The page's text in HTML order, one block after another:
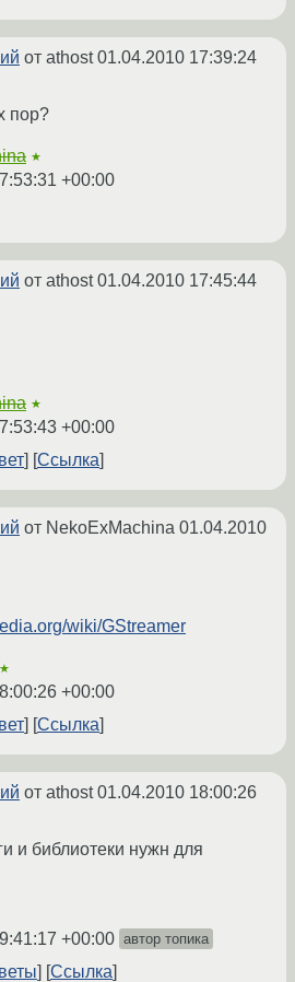
от athost01.04.2010 17:39:24
пор?
★
+00:00
от athost01.04.2010 17:45:44
★
+00:00
Ссылка
от NekoExMachina 01.04.2010
wiki/GStreamer
+00:00
Ссылка
от athost01.04.2010 18:00:26
и библиотеки нужн для
+00:00 автор топика
Ссылка